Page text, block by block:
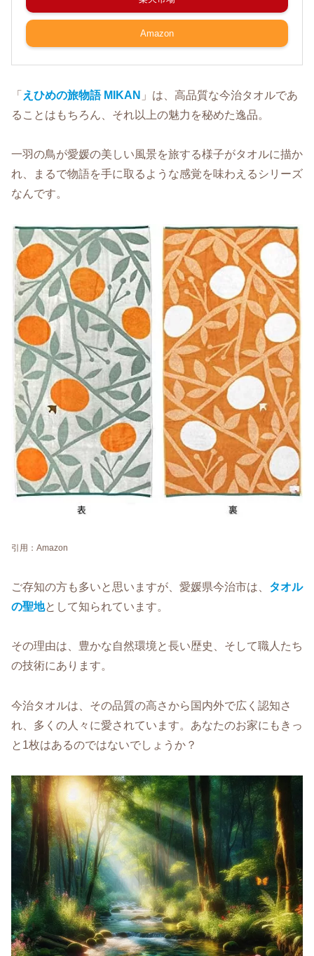
Amazon
「 えひめの旅物語 MIKAN 」は、高品質な今治タオルであ
ることはもちろん、それ以上の魅力を秘めた逸品。
一羽の鳥が愛媛の美しい風景を旅する様子がタオルに描か
れ、まるで物語を手に取るような感覚を味わえるシリーズ
なんです。
引用：Amazon
ご存知の方も多いと思いますが、愛媛県今治市は、 タオル
の聖地として知られています。
その理由は、豊かな自然環境と長い歴史、そして職人たち
の技術にあります。
今治タオルは、その品質の高さから国内外で広く認知さ
れ、多くの人々に愛されています。あなたのお家にもきっ
と1枚はあるのではないでしょうか？